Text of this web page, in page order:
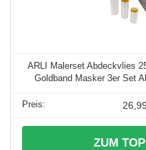
ARLI Malerset Abdeckvlies
Goldband Masker 3er Set
ZUM